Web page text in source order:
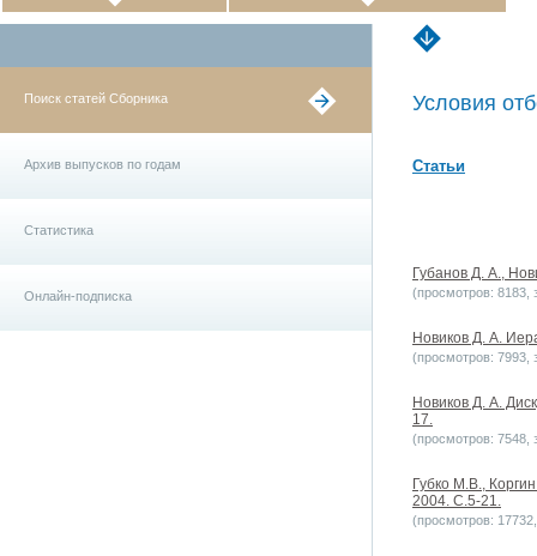
Поиск статей Сборника
Архив выпусков по годам
Статистика
Онлайн-подписка
Условия
Статьи
Губанов Д. А.,
(просмотров: 8183,
Новиков Д. А.
(просмотров: 7993,
Новиков Д. А.
17.
(просмотров: 7548,
Губко М.В.,
2004. С.5-21.
(просмотров: